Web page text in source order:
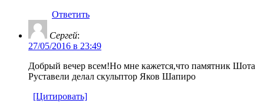
Ответить
Сергей:
27/05/2016 в 23:49
Добрый вечер всем!Но мне кажется,что памятник Шота
Руставели делал скульптор Яков Шапиро
[Цитировать]